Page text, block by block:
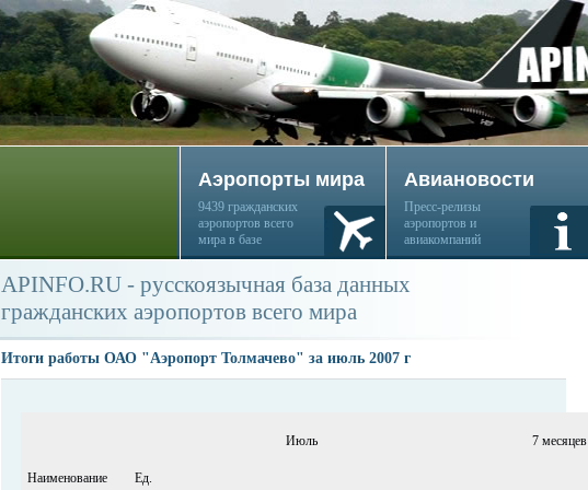
Аэропорты мира
9439 гражданских
аэропортов всего
мира в базе
Авиановости
Пресс-релизы
аэропортов и
авиакомпаний
APINFO.RU - русскоязычная база данных
гражданских аэропортов всего мира
Итоги работы ОАО "Аэропорт Толмачево" за июль 2007 г
Наименование
Ед.
Июль 7 месяцев